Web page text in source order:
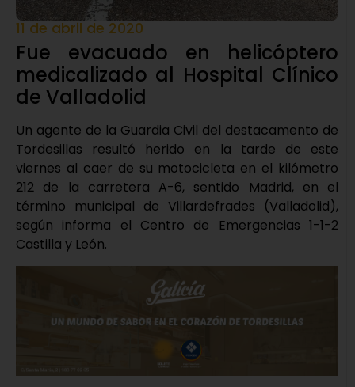
11 de abril de 2020
Fue evacuado en helicóptero
medicalizado al Hospital Clínico
de Valladolid
Un agente de la Guardia Civil del destacamento de
Tordesillas resultó herido en la tarde de este
viernes al caer de su motocicleta en el kilómetro
212 de la carretera A-6, sentido Madrid, en el
término municipal de Villardefrades (Valladolid),
según informa el Centro de Emergencias 1-1-2
Castilla y León.